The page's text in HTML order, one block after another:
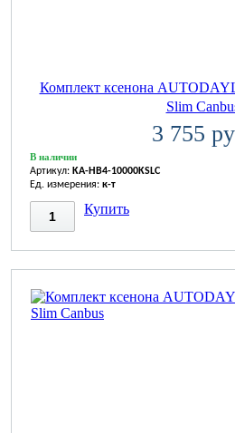
Комплект ксенона
Slim
3 755
В наличии
Артикул: KA-HB4-10000KSLC
Ед. измерения: к-т
Купить